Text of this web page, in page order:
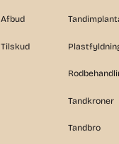
Afbud
Tilskud
Tandkroner
Tandbro